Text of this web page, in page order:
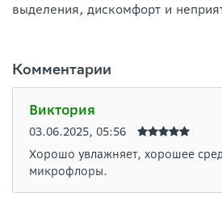
выделения, дискомфорт и
Комментарии
Виктория
03.06.2025, 05:56
Хорошо увлажняет, хорошее
микрофлоры.